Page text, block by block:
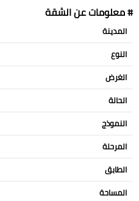
# معلومات عن الشقة
المدينة
النوع
الغرض
الحالة
النموذج
المرحلة
الطابق
المساحة